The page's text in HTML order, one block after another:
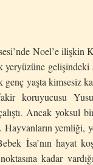
Noel’e ilişkin
yeryüzüne
genç yaşta kimsesiz
koruyucusu
Ancak yoksul
Hayvanların
İsa’nın hayat
kadar